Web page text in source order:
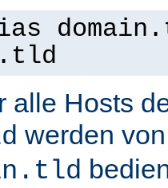
alle Hosts
werden